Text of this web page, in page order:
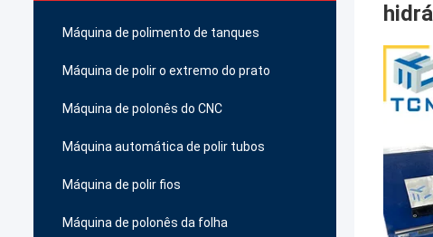
Máquina de polimento de tanques
Máquina de polir o extremo do prato
Máquina de polonês do CNC
Máquina automática de polir tubos
Máquina de polir fios
Máquina de polonês da folha